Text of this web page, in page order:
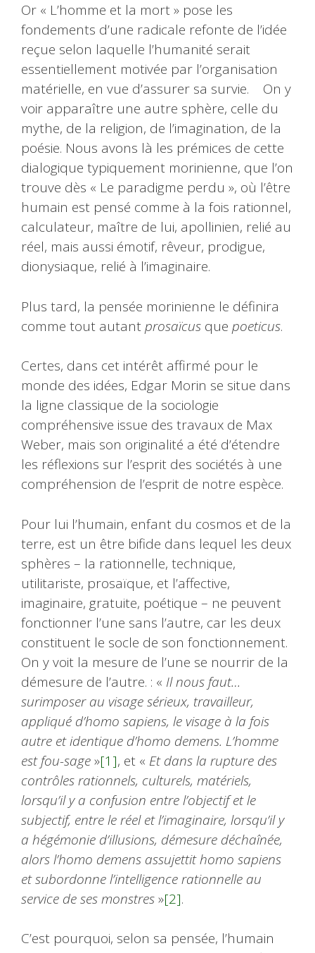
Or « L’homme et la mort » pose les
fondements d’une radicale refonte de l’idée
reçue selon laquelle l’humanité serait
essentiellement motivée par l’organisation
matérielle, en vue d’assurer sa survie. On y
voir apparaître une autre sphère, celle du
mythe, de la religion, de l’imagination, de la
poésie. Nous avons là les prémices de cette
dialogique typiquement morinienne, que l’on
trouve dès « Le paradigme perdu », où l’être
humain est pensé comme à la fois rationnel,
calculateur, maître de lui, apollinien, relié au
réel, mais aussi émotif, rêveur, prodigue,
dionysiaque, relié à l’imaginaire.
Plus tard, la pensée morinienne le définira
comme tout autantprosaïcus que poeticus.
Certes, dans cet intérêt affirmé pour le
monde des idées, Edgar Morin se situe dans
la ligne classique de la sociologie
compréhensive issue des travaux de Max
Weber, mais son originalité a été d’étendre
les réflexions sur l’esprit des sociétés à une
compréhension de l’esprit de notre espèce.
Pour lui l’humain, enfant du cosmos et de la
terre, est un être bifide dans lequel les deux
sphères – la rationnelle, technique,
utilitariste, prosaïque, et l’affective,
imaginaire, gratuite, poétique – ne peuvent
fonctionner l’une sans l’autre, car les deux
constituent le socle de son fonctionnement.
On y voit la mesure de l’une se nourrir de la
démesure de l’autre. : « Il nous faut…
surimposer au visage sérieux, travailleur,
appliqué d’homo sapiens, le visage à la fois
autre et identique d’homo demens. L’homme
est fou-sage»[1], et « Et dans la rupture des
contrôles rationnels, culturels, matériels,
lorsqu’il y a confusion entre l’objectif et le
subjectif, entre le réel et l’imaginaire, lorsqu’il y
a hégémonie d’illusions, démesure déchaînée,
alors l’homo demens assujettit homo sapiens
et subordonne l’intelligence rationnelle au
service de ses monstres»[2].
C’est pourquoi, selon sa pensée, l’humain